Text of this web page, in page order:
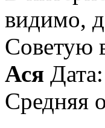
видимо,
Советую
Ася
Средняя